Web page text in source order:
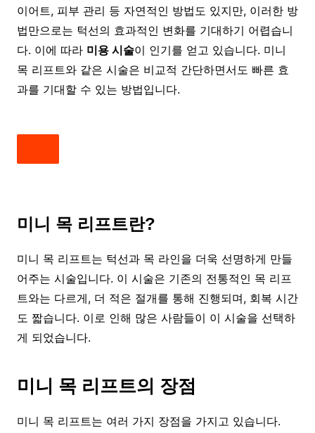
이어트, 피부 관리 등 자연적인 방법도 있지만, 이러한 방
법만으로는 턱선의 효과적인 변화를 기대하기 어렵습니
다. 이에 따라 미용 시술이 인기를 얻고 있습니다. 미니
목 리프트와 같은 시술은 비교적 간단하면서도 빠른 효
과를 기대할 수 있는 방법입니다.
미니 목 리프트란?
미니 목 리프트는 턱선과 목 라인을 더욱 선명하게 만들
어주는 시술입니다. 이 시술은 기존의 전통적인 목 리프
트와는 다르게, 더 적은 절개를 통해 진행되며, 회복 시간
도 짧습니다. 이로 인해 많은 사람들이 이 시술을 선택하
게 되었습니다.
미니 목 리프트의 장점
미니 목 리프트는 여러 가지 장점을 가지고 있습니다.